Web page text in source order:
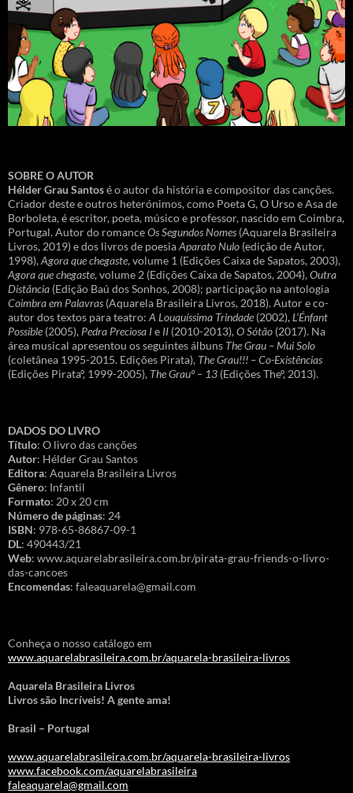
SOBRE O AUTOR
Hélder Grau Santosé o autor da história e compositor das canções.
Criador deste e outros heterónimos, como Poeta G, O Urso e Asa de
Borboleta, é escritor, poeta, músico e professor, nascido em Coimbra,
Portugal. Autor do romanceOs Segundos Nomes (Aquarela Brasileira
Livros, 2019) e dos livros de poesiaAparato Nulo (edição de Autor,
1998),Agora que chegaste, volume 1 (Edições Caixa de Sapatos, 2003),
Agora que chegaste, volume 2 (Edições Caixa de Sapatos, 2004),Outra
Distância (Edição Baú dos Sonhos, 2008); participação na antologia
Coimbra em Palavras (Aquarela Brasileira Livros, 2018). Autor e co-
autor dos textos para teatro: A Louquíssima Trindade (2002),L’Énfant
Possible (2005), Pedra Preciosa Ie II (2010-2013),O Sótão (2017). Na
área musical apresentou os seguintes álbuns The Grau – Mui Solo
(coletânea 1995-2015. Edições Pirata), The Grau!!! – Co-Existências
(Edições Pirataº, 1999-2005), The Grauº – 13 (Edições Theº, 2013).
DADOS DO LIVRO
Título: O livro das canções
Autor: Hélder Grau Santos
Editora: Aquarela Brasileira Livros
Gênero: Infantil
Formato: 20 x 20 cm
Número de páginas: 24
ISBN: 978-65-86867-09-1
DL: 490443/21
Web: www.aquarelabrasileira.com.br/pirata-grau-friends-o-livro-
das-cancoes
Encomendas: faleaquarela@gmail.com
Conheça o nosso catálogo em
www.aquarelabrasileira.com.br/aquarela-brasileira-livros
Aquarela Brasileira Livros
Livros são Incríveis! A gente ama!
Brasil – Portugal
www.aquarelabrasileira.com.br/aquarela-brasileira-livros
www.facebook.com/aquarelabrasileira
faleaquarela@gmail.com